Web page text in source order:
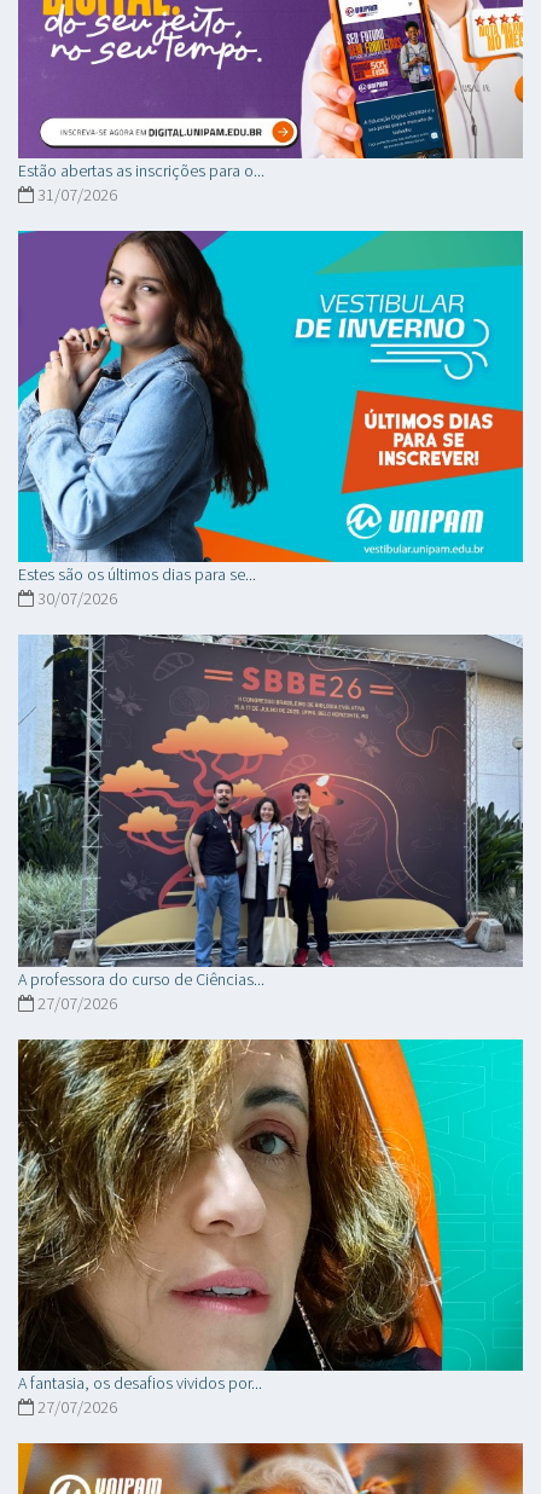
Estão abertas as inscrições para o...
31/07/2026
Estes são os últimos dias para se...
30/07/2026
A professora do curso de Ciências...
27/07/2026
A fantasia, os desafios vividos por...
27/07/2026